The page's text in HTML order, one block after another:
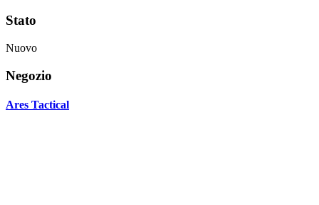
Stato
Nuovo
Negozio
Ares Tactical